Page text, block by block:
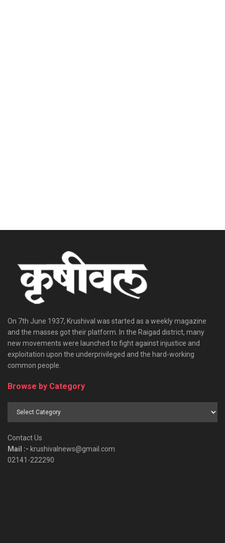
On 7th June 1937, Krushival was started as a weekly magazine
and the masses got their platform. In the Raigad district, many
new movements were launched to fight against injustice and
exploitation upon the underprivileged and the hard-working
common people.
Browse by Category
Browse
Contact Us
Mail :- krushivalnews@gmail.com
02141-222290